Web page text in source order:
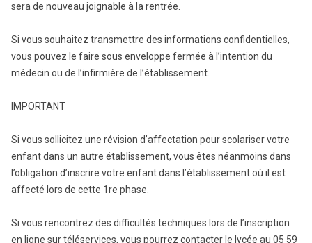
sera de nouveau joignable à la rentrée.
Si vous souhaitez transmettre des informations confidentielles,
vous pouvez le faire sous enveloppe fermée à l’intention du
médecin ou de l’infirmière de l’établissement.
IMPORTANT
Si vous sollicitez une révision d’affectation pour scolariser votre
enfant dans un autre établissement, vous êtes néanmoins dans
l’obligation d’inscrire votre enfant dans l’établissement où il est
affecté lors de cette 1re phase.
Si vous rencontrez des difficultés techniques lors de l’inscription
en ligne sur téléservices, vous pourrez contacter le lycée au 05 59